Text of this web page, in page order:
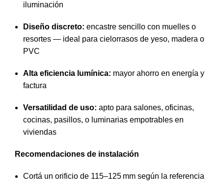
iluminación
Diseño discreto: encastre sencillo con muelles o
resortes — ideal para cielorrasos de yeso, madera o
PVC
Alta eficiencia lumínica: mayor ahorro en energía y
factura
Versatilidad de uso: apto para salones, oficinas,
cocinas, pasillos, o luminarias empotrables en
viviendas
Recomendaciones de instalación
Cortá un orificio de 115–125 mm según la referencia